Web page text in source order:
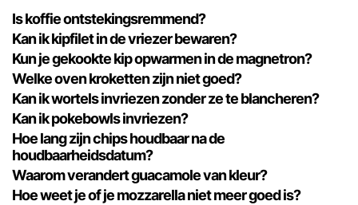
Is koffie ontstekingsremmend?
Kan ik kipfilet in de vriezer bewaren?
Kun je gekookte kip opwarmen in de magnetron?
Welke oven kroketten zijn niet goed?
Kan ik wortels invriezen zonder ze te blancheren?
Kan ik pokebowls invriezen?
Hoe lang zijn chips houdbaar na de
houdbaarheidsdatum?
Waarom verandert guacamole van kleur?
Hoe weet je of je mozzarella niet meer goed is?